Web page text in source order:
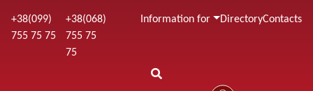
to
+38(099)
755 75 75
+38(068)
755 75
75
Information for DirectoryContacts